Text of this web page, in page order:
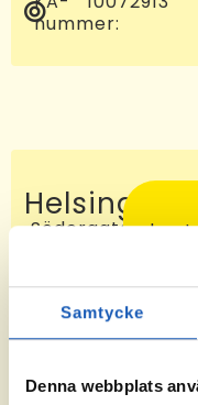
Samtycke
Denna webbplats
nummer:
Södergatan
KA-
nummer:
-6